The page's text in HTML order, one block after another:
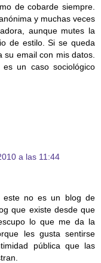
de cobarde siempre.
y muchas veces
aunque mutes la
de estilo. Si se queda
email con mis datos.
un caso sociológico
a las 11:44
este no es un blog de
que existe desde que
lo que me da la
les gusta sentirse
pública que las